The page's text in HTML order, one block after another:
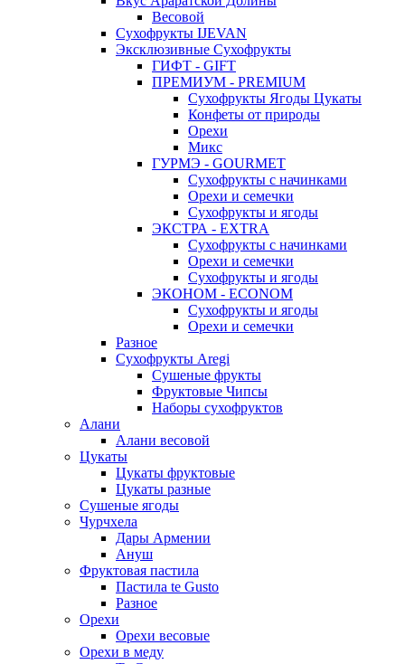
Весовой
Сухофрукты IJEVAN
Эксклюзивные Сухофрукты
ГИФТ - GIFT
ПРЕМИУМ - PREMIUM
Сухофрукты Ягоды Цукаты
Конфеты от природы
Орехи
Микс
ГУРМЭ - GOURMET
Сухофрукты с начинками
Орехи и семечки
Сухофрукты и ягоды
ЭКСТРА - EXTRA
Сухофрукты с начинками
Орехи и семечки
Сухофрукты и ягоды
ЭКОНОМ - ECONOM
Сухофрукты и ягоды
Орехи и семечки
Разное
Сухофрукты Aregi
Сушеные фрукты
Фруктовые Чипсы
Наборы сухофруктов
Алани
Алани весовой
Цукаты
Цукаты фруктовые
Цукаты разные
Сушеные ягоды
Чурчхела
Дары Армении
Ануш
Фруктовая пастила
Пастила te Gusto
Разное
Орехи
Орехи весовые
Орехи в меду